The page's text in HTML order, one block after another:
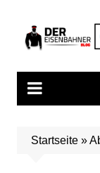
springen
Startseite»